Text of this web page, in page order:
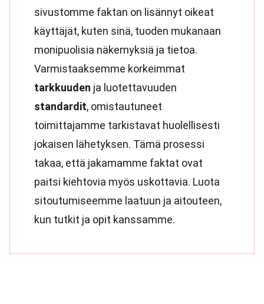
sivustomme faktan on lisännyt oikeat
käyttäjät, kuten sinä, tuoden mukanaan
monipuolisia näkemyksiä ja tietoa.
Varmistaaksemme korkeimmat
tarkkuuden ja luotettavuuden
standardit, omistautuneet
toimittajamme tarkistavat huolellisesti
jokaisen lähetyksen. Tämä prosessi
takaa, että jakamamme faktat ovat
paitsi kiehtovia myös uskottavia. Luota
sitoutumiseemme laatuun ja aitouteen,
kun tutkit ja opit kanssamme.